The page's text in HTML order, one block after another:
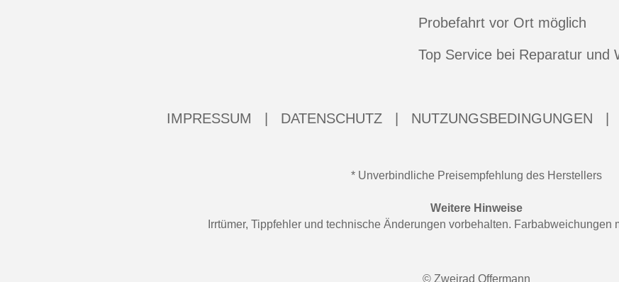
Probefahrt vor Ort möglich
Top Service bei Reparatur und
IMPRESSUM DATENSCHUTZ NUTZUNGSBEDINGUNGEN
* Unverbindliche Preisempfehlung des Herstellers
Weitere Hinweise
Irrtümer, Tippfehler und technische Änderungen vorbehalten. Farbabweichungen
© Zweirad Offermann